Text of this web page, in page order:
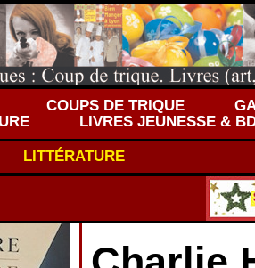
COUPS DE TRIQUE
LIVRES JEUNESSE &
LITTÉRATURE